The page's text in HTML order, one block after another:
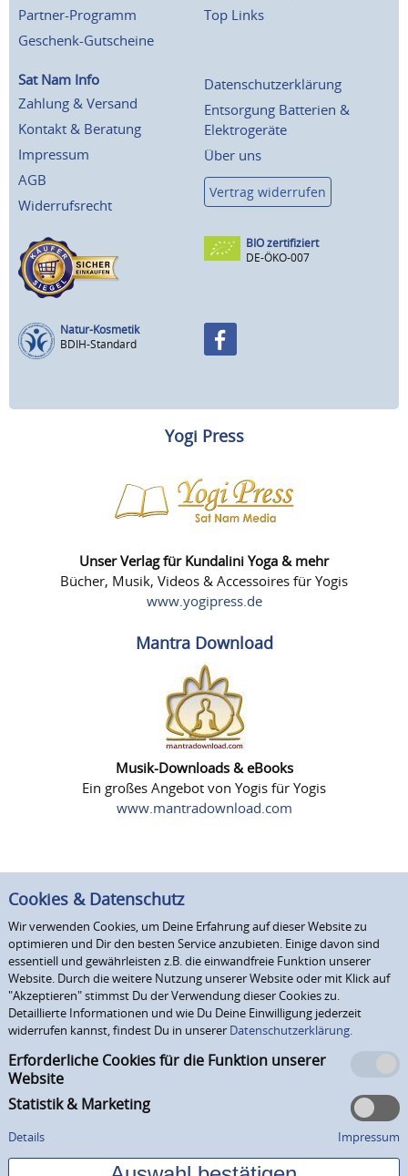
Partner-Programm
Geschenk-Gutscheine
Top Links
Sat Nam Info
Zahlung & Versand
Kontakt & Beratung
Impressum
AGB
Widerrufsrecht
Datenschutzerklärung
Entsorgung Batterien &
Elektrogeräte
Über uns
Vertrag widerrufen
BIO zertifiziert
DE-ÖKO-007
Natur-Kosmetik
BDIH-Standard
Yogi Press
Unser Verlag für Kundalini Yoga & mehr
Bücher, Musik, Videos & Accessoires für Yogis
www.yogipress.de
Mantra Download
Musik-Downloads & eBooks
Ein großes Angebot von Yogis für Yogis
www.mantradownload.com
Cookies & Datenschutz
Wir verwenden Cookies, um Deine Erfahrung auf dieser Website zu
optimieren und Dir den besten Service anzubieten. Einige davon sind
essentiell und gewährleisten z.B. die einwandfreie Funktion unserer
Website. Durch die weitere Nutzung unserer Website oder mit Klick auf
"Akzeptieren" stimmst Du der Verwendung dieser Cookies zu.
Detaillierte Informationen und wie Du Deine Einwilligung jederzeit
widerrufen kannst, findest Du in unserer Datenschutzerklärung.
Erforderliche Cookies für die Funktion unserer
Website
Statistik & Marketing
Details Impressum